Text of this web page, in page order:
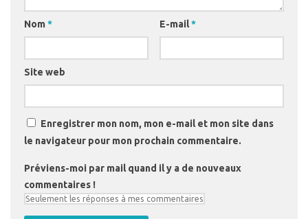
Nom * E-mail*
Site web
Enregistrer mon nom, mon e-mail et mon site dans
le navigateur pour mon prochain commentaire.
Préviens-moi par mail quand il y a de nouveaux
commentaires !